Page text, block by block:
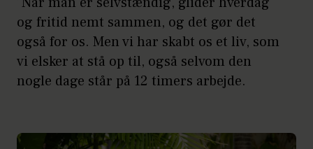
og fritid nemt sammen, og det gør det
også for os. Men vi har skabt os et liv, som
vi elsker at stå op til, også selvom den
nogle dage står på 12 timers arbejde.